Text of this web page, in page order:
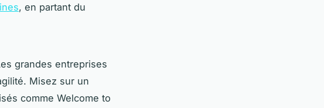
, en partant du
grandes entreprises
Misez sur un
comme Welcome to